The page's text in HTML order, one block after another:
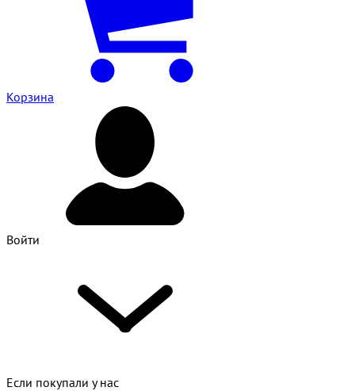
Корзина
Войти
Если покупали у нас